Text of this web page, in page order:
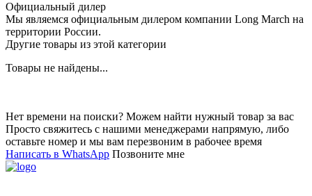
Официальный дилер
Мы являемся официальным дилером компании Long March на
территории России.
Другие товары из этой категории
Товары не найдены...
Нет времени на поиски? Можем найти нужный товар за вас
Просто свяжитесь с нашими менеджерами напрямую, либо
оставьте номер и мы вам перезвоним в рабочее время
Написать в WhatsApp Позвоните мне